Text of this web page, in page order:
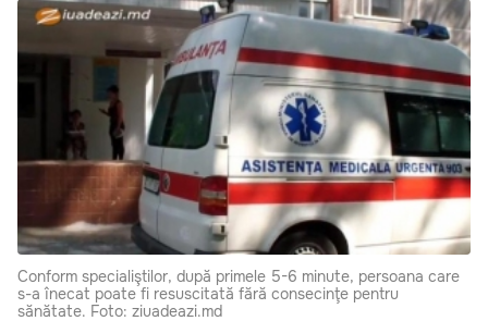
Conform specialiştilor, după primele 5-6 minute, persoana care
s-a înecat poate fi resuscitată fără consecinţe pentru
sănătate. Foto: ziuadeazi.md